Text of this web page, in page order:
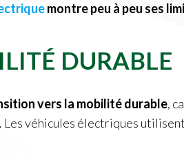
montre peu à peu ses
DURABLE
vers la mobilité durable,
véhicules électriques